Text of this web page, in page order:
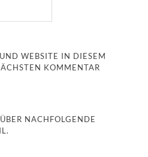
WEBSITE IN DIESEM
KOMMENTAR
NACHFOLGENDE